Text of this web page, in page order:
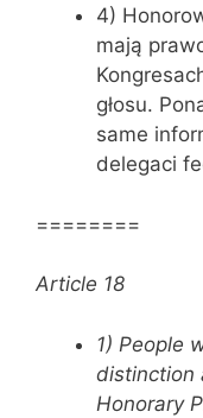
4)
mają
głosu.
same
delegaci
========
Article 18
1) People
distinction
Honorary